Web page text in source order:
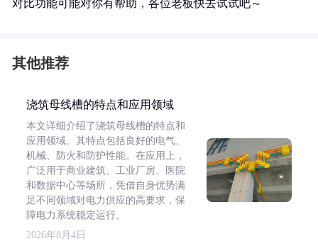
对比功能可能对你有帮助，各位老板快去试试吧～
其他推荐
浇筑母线槽的特点和应用领域
本文详细介绍了浇筑母线槽的特点和
应用领域。其特点包括良好的电气、
机械、防火和防护性能。在应用上，
广泛用于商业建筑、工业厂房、医院
和数据中心等场所，凭借自身优势满
足不同领域对电力供应的高要求，保
障电力系统稳定运行。
2026年8月4日